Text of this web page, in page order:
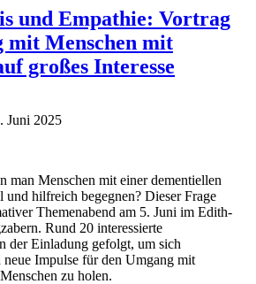
und Empathie: Vortrag
mit Menschen mit
großes Interesse
Juni 2025
Menschen mit einer dementiellen
hilfreich begegnen? Dieser Frage
Themenabend am 5. Juni im Edith-
Rund 20 interessierte
der Einladung gefolgt, um sich
neue Impulse für den Umgang mit
zu holen.